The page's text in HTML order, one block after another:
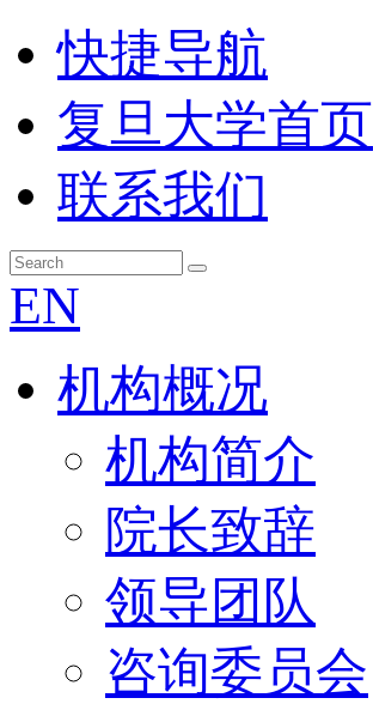
快捷导航
复旦大学首页
联系我们
EN
机构概况
机构简介
院长致辞
领导团队
咨询委员会